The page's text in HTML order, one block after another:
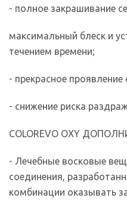
- полное закрашивание
максимальный блеск и
течением времени;
- прекрасное
- снижение риска
COLOREVO OXY
- Лечебные восковые
соединения,
комбинации оказывать